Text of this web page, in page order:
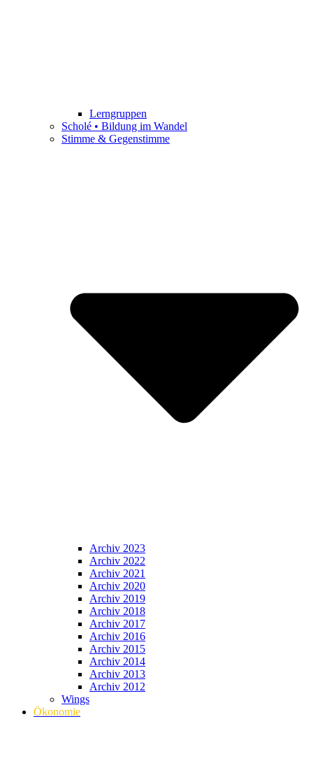
Lerngruppen
Scholé • Bildung im Wandel
Stimme & Gegenstimme
Archiv 2023
Archiv 2022
Archiv 2021
Archiv 2020
Archiv 2019
Archiv 2018
Archiv 2017
Archiv 2016
Archiv 2015
Archiv 2014
Archiv 2013
Archiv 2012
Wings
Ökonomie